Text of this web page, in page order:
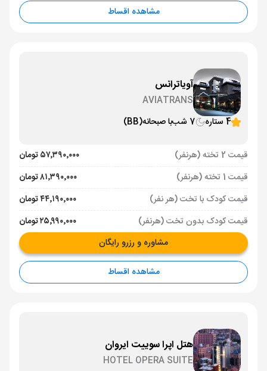
مشاهده اقساط
آویاترانس
AVIATRANS
4 ستاره
7 شب با صبحانه(BB)
قیمت 2 تخته (هرنفر)
۵۷٬۳۹۰٬۰۰۰ تومان
قیمت 1 تخته (هرنفر)
۸۱٬۳۹۰٬۰۰۰ تومان
قیمت کودک با تخت (هر نفر)
۴۴٬۱۹۰٬۰۰۰ تومان
قیمت کودک بدون تخت (هرنفر)
۲۵٬۹۹۰٬۰۰۰ تومان
مشاوره و رزرو رایگان
مشاهده اقساط
هتل اپرا سوییت ایروان
HOTEL OPERA SUITE